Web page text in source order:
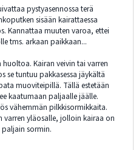
pystyasennossa terä
sisään kairattaessa
Kannattaa muuten varoa, ettei
tms. arkaan paikkaan...
huoltoa. Kairan veivin tai varren
se tuntuu pakkasessa jäykältä
muoviteipillä. Tällä estetään
kaatumaan paljaalle jäälle.
vähemmän pilkkisormikkaita.
yläosalle, jolloin kairaa on
sormin.